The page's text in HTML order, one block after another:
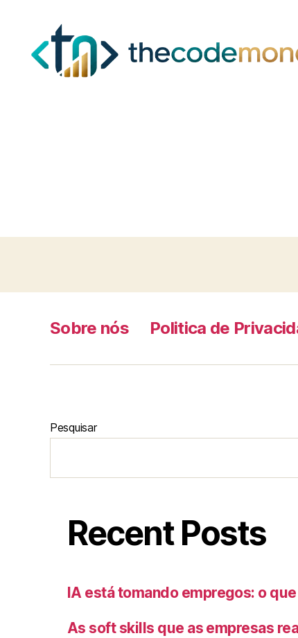
Sobre nós Politica de
Pesquisar
Recent Posts
IA está tomando empregos: o
As soft skills que as empresas